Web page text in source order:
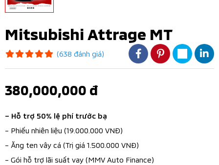
Mitsubishi Attrage MT
(638 đánh giá)
380,000,000 đ
– Hỗ trợ 50% lệ phí trước bạ
– Phiếu nhiên liệu (19.000.000 VNĐ)
– Ăng ten vây cá (Trị giá 1.500.000 VNĐ)
– Gói hỗ trợ lãi suất vay (MMV Auto Finance)